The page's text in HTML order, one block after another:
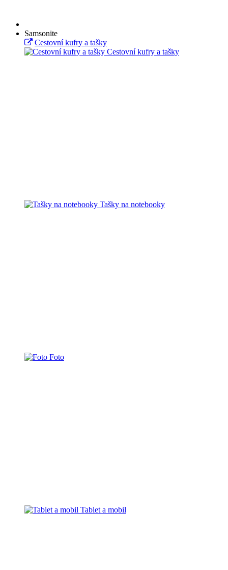
Samsonite
Cestovní kufry a tašky
Cestovní kufry a tašky
Tašky na notebooky
Foto
Tablet a mobil